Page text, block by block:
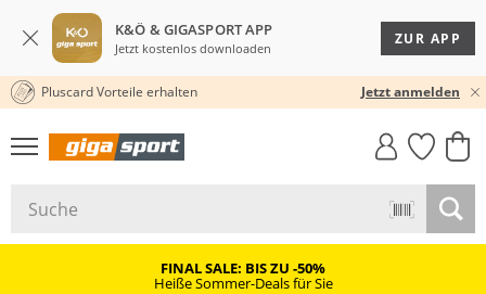
K&Ö & GIGASPORT APP
Jetzt kostenlos downloaden
ZUR APP
30 TAGE RÜCKGABERECHT
Pluscard Vorteile erhalten Jetzt anmelden
GIGASTYLE
FAHRRAD­
MUST-HAVE
FINAL SALE: BIS ZU -50%
Heiße Sommer-Deals für Sie